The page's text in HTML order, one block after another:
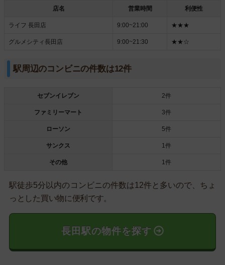
店名 営業時間 利便性
ライフ 長田店 9:00~21:00 ★★★
グルメシティ長田店 9:00~21:30 ★★☆
駅周辺のコンビニの件数は12件
セブンイレブン 2件
ファミリーマート 3件
ローソン 5件
サンクス 1件
その他 1件
駅徒歩5分以内のコンビニの件数は12件と多いので、ちょ
っとした買い物に便利です。
長田駅の物件を探す